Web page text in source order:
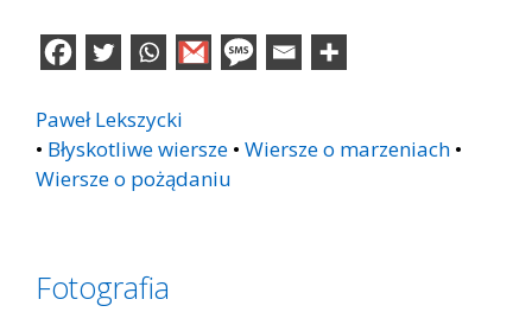
Paweł Lekszycki
• Błyskotliwe wiersze • Wiersze o marzeniach •
Wiersze o pożądaniu
Fotografia